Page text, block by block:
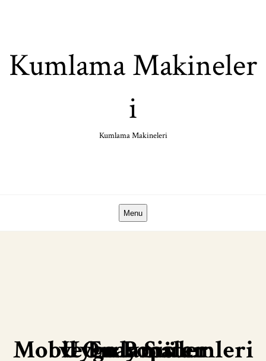
Kumlama Makineler
i
Kumlama Makineleri
Menu
Mobil Onay Sistemleri ve En Popüler Uygulamalar